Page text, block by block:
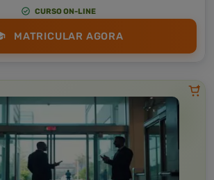
CURSO ON-LINE
MATRICULAR AGORA